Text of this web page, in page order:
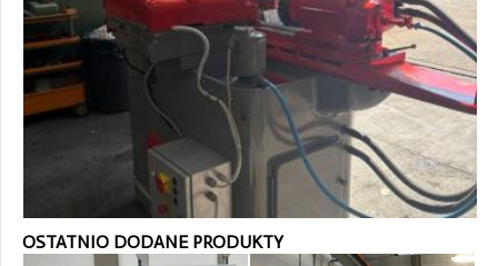
OSTATNIO DODANE PRODUKTY